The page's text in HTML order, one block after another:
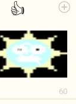
👍
60